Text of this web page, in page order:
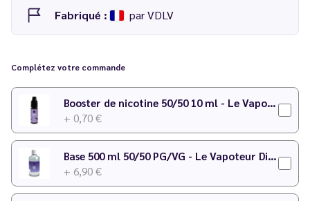
Fabriqué : par VDLV
Dosage conseillé
Temps de maturation : 1 à 2 semaines
N'hésitez pas à consulter notre
votre préparation !
Complétez votre commande
Booster de nicotine 50/50 10 ml - Le Vapoteur Discount
+ 0,70 €
Base 500 ml 50/50 PG/VG - Le Vapoteur Discount
+ 6,90 €